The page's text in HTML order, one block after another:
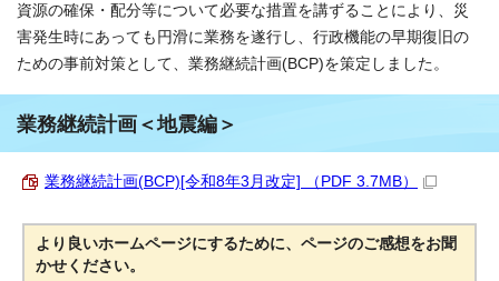
資源の確保・配分等について必要な措置を講ずることにより、災
害発生時にあっても円滑に業務を遂行し、行政機能の早期復旧の
ための事前対策として、業務継続計画(BCP)を策定しました。
業務継続計画＜地震編＞
業務継続計画(BCP)[令和8年3月改定] （PDF 3.7MB）
より良いホームページにするために、ページのご感想をお聞
かせください。